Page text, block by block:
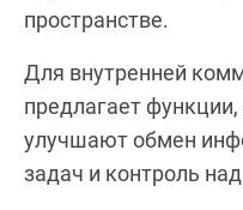
пространстве.
Для внутренней
предлагает
улучшают обмен
задач и контроль